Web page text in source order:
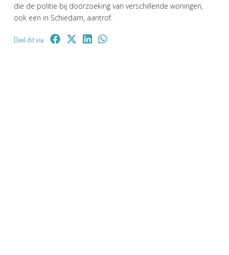
die de politie bij doorzoeking van verschillende woningen,
ook een in Schiedam, aantrof.
Deel dit via: